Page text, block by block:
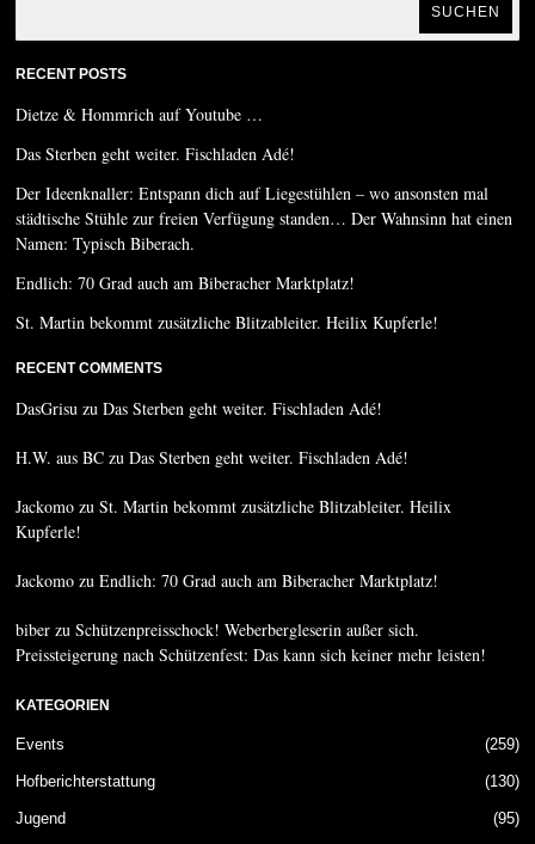
SUCHEN
RECENT POSTS
Dietze & Hommrich auf Youtube …
Das Sterben geht weiter. Fischladen Adé!
Der Ideenknaller: Entspann dich auf Liegestühlen – wo ansonsten mal
städtische Stühle zur freien Verfügung standen… Der Wahnsinn hat einen
Namen: Typisch Biberach.
Endlich: 70 Grad auch am Biberacher Marktplatz!
St. Martin bekommt zusätzliche Blitzableiter. Heilix Kupferle!
RECENT COMMENTS
DasGrisu zuDas Sterben geht weiter. Fischladen Adé!
H.W. aus BC zuDas Sterben geht weiter. Fischladen Adé!
Jackomo zuSt. Martin bekommt zusätzliche Blitzableiter. Heilix
Kupferle!
Jackomo zuEndlich: 70 Grad auch am Biberacher Marktplatz!
biber zuSchützenpreisschock! Weberbergleserin außer sich.
Preissteigerung nach Schützenfest: Das kann sich keiner mehr leisten!
KATEGORIEN
Events 259
Hofberichterstattung 130
Jugend 95